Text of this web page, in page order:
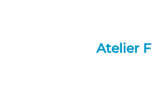
Atelier